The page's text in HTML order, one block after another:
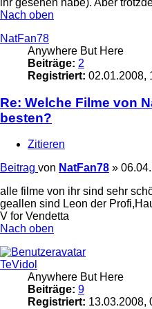
ihr gesehen habe). Aber
Nach oben
NatFan78
Anywhere But Here
Beiträge: 2
Registriert: 02.01.2008,
Re: Welche Filme von
besten?
Zitieren
Beitrag von NatFan78 »
alle filme von ihr sind sehr
geallen sind Leon der
V for Vendetta
Nach oben
TeVidol
Anywhere But Here
Beiträge: 9
Registriert: 13.03.2008,